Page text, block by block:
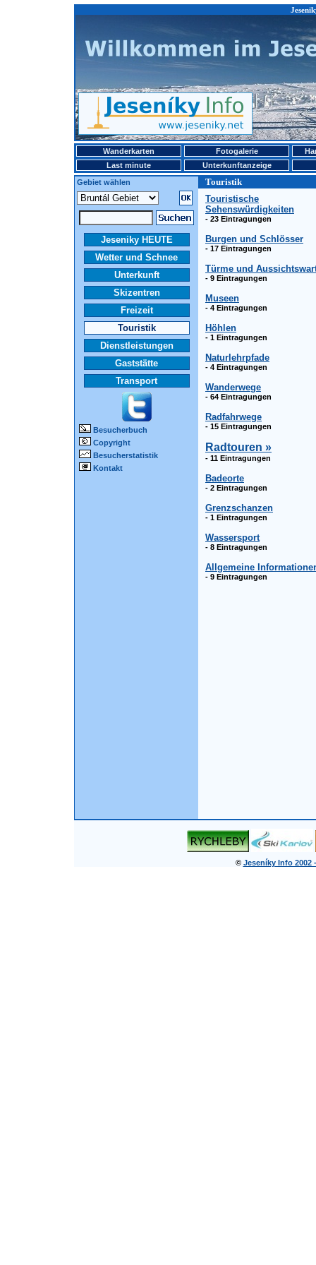
Wanderkarten Fotogalerie
Last minute
Unterkunftanzeige
Gebiet wählen
Touristik
Jeseniky HEUTE
Wetter und Schnee
Unterkunft
Skizentren
Freizeit
Touristik
Dienstleistungen
Gaststätte
Transport
Besucherbuch
Copyright
Besucherstatistik
Kontakt
Touristische
Sehenswürdigkeiten
- 23 Eintragungen
Burgen und Schlösser
- 17 Eintragungen
Türme und
- 9 Eintragungen
Museen
- 4 Eintragungen
Höhlen
- 1 Eintragungen
Naturlehrpfade
- 4 Eintragungen
Wanderwege
- 64 Eintragungen
Radfahrwege
- 15 Eintragungen
Radtouren »
- 11 Eintragungen
Badeorte
- 2 Eintragungen
Grenzschanzen
- 1 Eintragungen
Wassersport
- 8 Eintragungen
Allgemeine
- 9 Eintragungen
© Jeseníky Info 2002